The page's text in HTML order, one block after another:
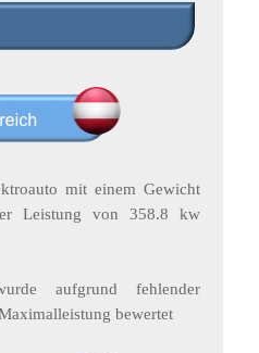
mit einem Gewicht
Leistung von 358.8 kw
aufgrund fehlender
bewertet